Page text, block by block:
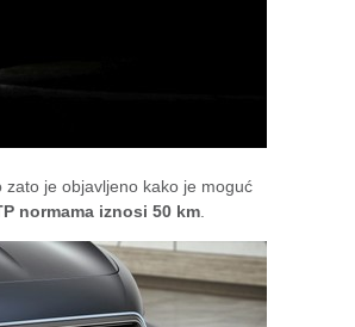
je objavljeno kako je moguć
normama iznosi 50 km